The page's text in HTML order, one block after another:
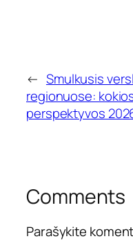
← Smulkusis
regionuose:
perspektyvos
Comments
Parašykite